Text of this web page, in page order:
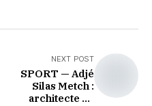
NEXT POST
SPORT — Adjé
Silas Metch :
architecte du